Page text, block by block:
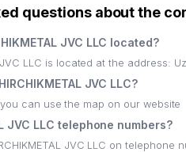
questions about the
JVC LLC located?
JVC LLC is located at the address:
JVC LLC?
can use the map on our website
JVC LLC telephone numbers?
JVC LLC on telephone